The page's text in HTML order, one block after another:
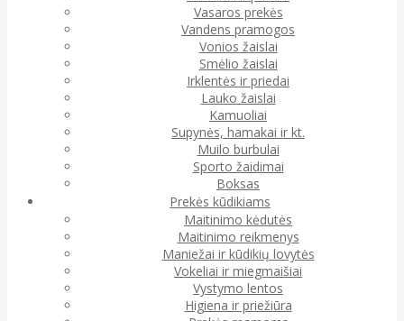
Vasaros prekės
Vandens pramogos
Vonios žaislai
Smėlio žaislai
Irklentės ir priedai
Lauko žaislai
Kamuoliai
Supynės, hamakai ir kt.
Muilo burbulai
Sporto žaidimai
Boksas
Prekės kūdikiams
Maitinimo kėdutės
Maitinimo reikmenys
Maniežai ir kūdikių lovytės
Vokeliai ir miegmaišiai
Vystymo lentos
Higiena ir priežiūra